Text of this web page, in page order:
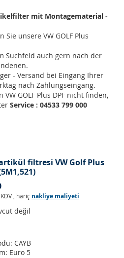
mit Montagematerial -
unsere VW GOLF Plus
Suchfeld auch gern nach der
- Versand bei Eingang Ihrer
nach Zahlungseingang.
GOLF Plus DPF nicht finden,
Service : 04533 799 000
filtresi VW Golf Plus
, hariç nakliye maliyeti
değil
CAYB
Euro 5